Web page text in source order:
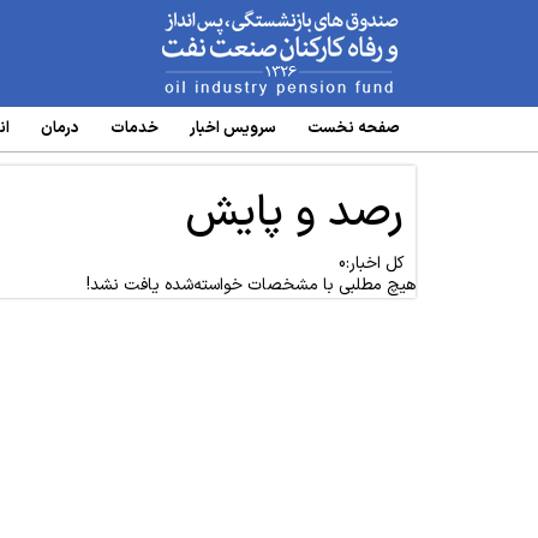
www.oipf.ir
صفحه نخست سرویس‌ اخبار خدمات درمان
رصد و پایش
کل اخبار:0
هیچ مطلبی با مشخصات خواسته‌شده یافت نشد!